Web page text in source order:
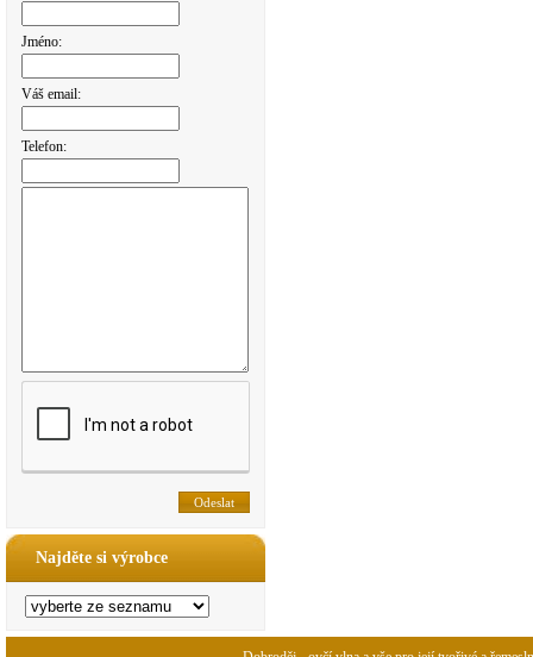
Jméno:
Váš email:
Telefon:
Najděte si výrobce